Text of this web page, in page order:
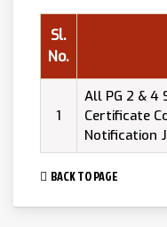
Sl.
No.
1
All PG 2 & 4
Certificate
Notification
BACK TO PAGE